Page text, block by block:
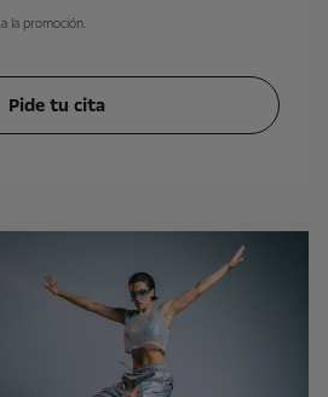
a la promoción.
Pide tu cita